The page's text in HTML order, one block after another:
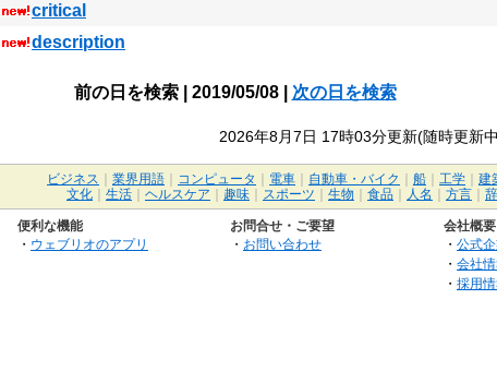
critical
description
前の日を検索 | 2019/05/08 | 次の日を検索
2026年8月7日 17時03分更新(随時更新
ビジネス 業界用語 コンピュータ 電車 自動車・バイク 船 工学 建
文化
生活 ヘルスケア 趣味 スポーツ 生物 食品 人名 方言
便利な機能
・ ウェブリオのアプリ
お問合せ・ご要望
・ お問い合わせ
会社概要
・ 公式
・ 会社
・ 採用